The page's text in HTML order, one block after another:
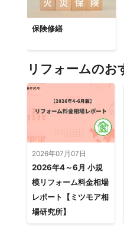
保険修繕
リフォームのお
2026年07月07日
2026年4～6月 小規
模リフォーム料金相場
レポート【ミツモア相
場研究所】